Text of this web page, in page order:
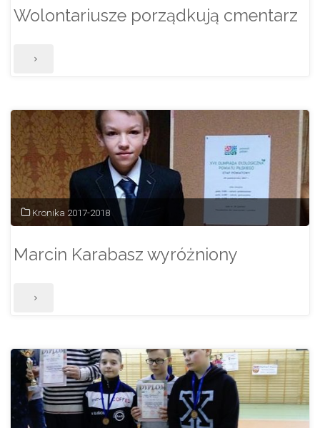
Wolontariusze porządkują cmentarz
"Wolontariusze
cmentarz"
Kronika 2017-2018
Marcin Karabasz wyróżniony
"Marcin
wyróżniony"